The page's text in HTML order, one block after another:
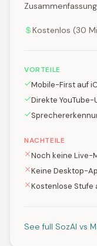
Kostenlos (30
VORTEILE
Mobile-First auf
Direkte YouTube-
NACHTEILE
Noch keine Live-
Keine Desktop-
Kostenlose Stufe
See full SozAI vs